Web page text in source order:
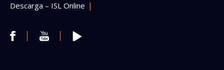
Descarga – ISL Online